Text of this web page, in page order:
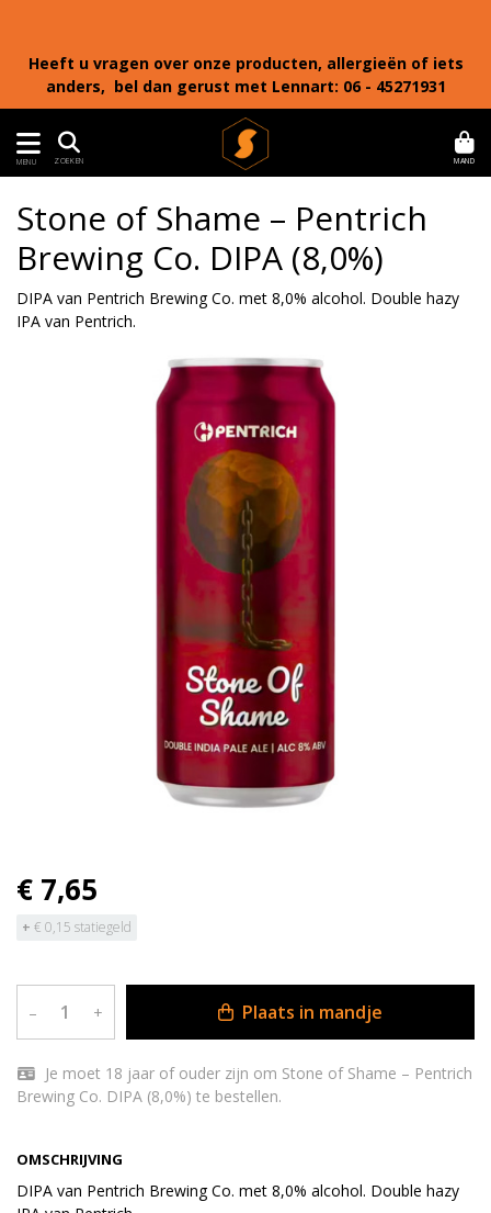
Heeft u vragen over onze producten, allergieën of iets
anders, bel dan gerust met Lennart: 06 - 45271931
MENU ZOEKEN MAND
OMSCHRIJVING
DIPA van Pentrich Brewing Co. met 8,0% alcohol. Double hazy
Stone of Shame – Pentrich
Brewing Co. DIPA (8,0%)
DIPA van Pentrich Brewing Co. met 8,0% alcohol. Double hazy
IPA van Pentrich.
€ 7,65
+ € 0,15 statiegeld
– + Plaats in mandje
Brewing Co. DIPA (8,0%) te bestellen.